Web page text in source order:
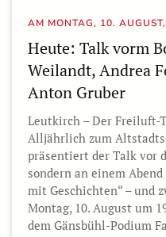
AM MONTAG, 10.
Heute: Talk vorm
Weilandt, Andrea
Anton Gruber
Leutkirch – Der Freiluft-
Alljährlich zum
präsentiert der Talk vor
sondern an einem
mit Geschichten“ – und
Montag, 10. August um
dem Gänsbühl-Podium